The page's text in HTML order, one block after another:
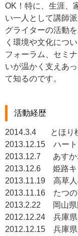
OK！特に、生涯、
い一人として講師
グライターの活動
く環境や文化につ
フォーラム、セミ
いが温かく支えあ
て知るのです。
活動経歴
2014.3.4 とほり
2013.12.15 ハート
2013.12.7 あすか
2013.12.6 姫路キ
2013.11.19 高草人
2013.11.16 たつの
2013.2.22 岡山県
2012.12.24 兵庫県
2012.12.15 兵庫県